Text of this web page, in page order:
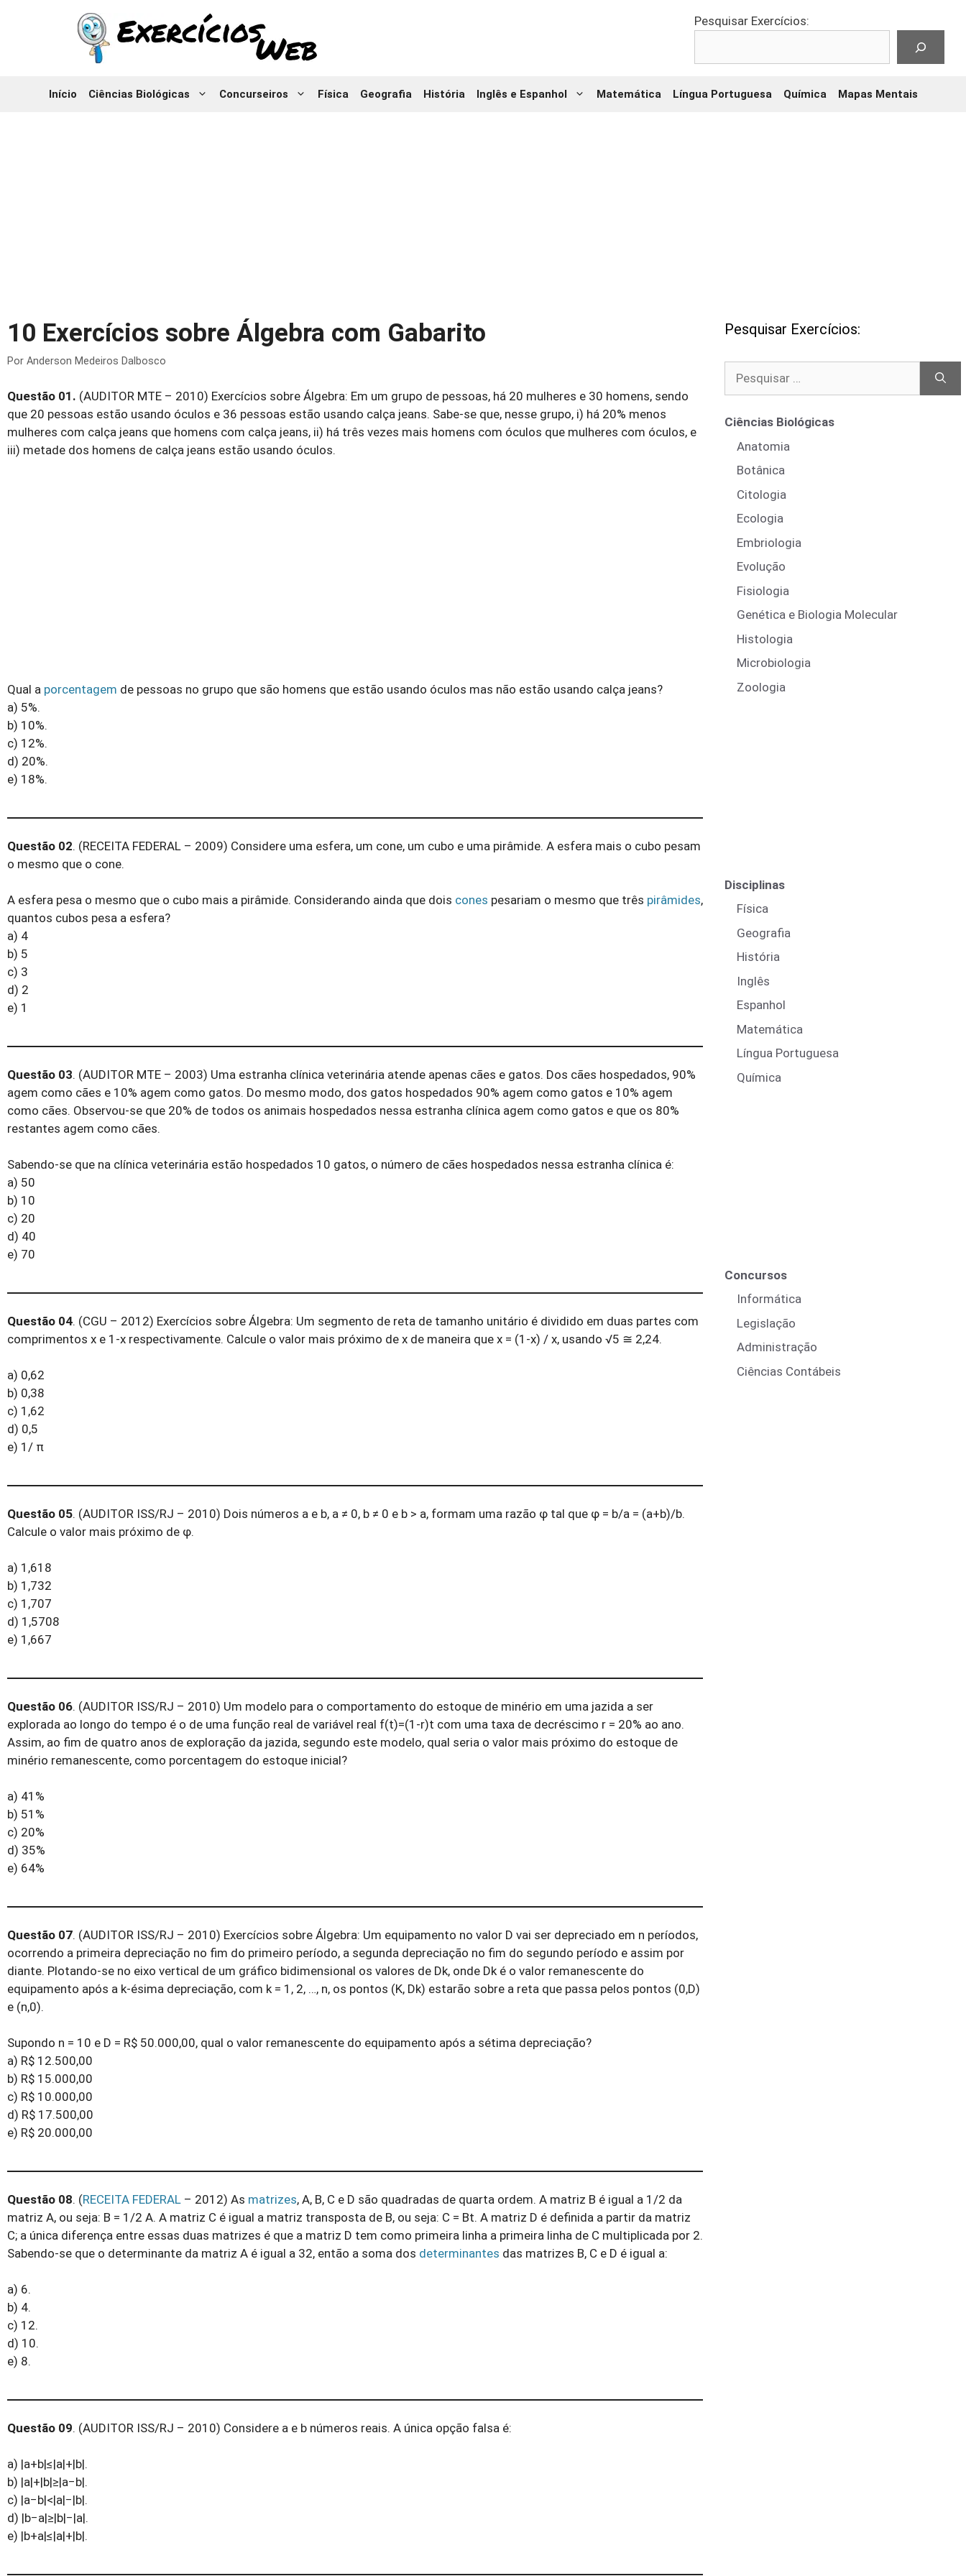
Pesquisar Exercícios:
Início Ciências Biológicas Concurseiros Física Geografia História Inglês e Espanhol Matemática Língua Portuguesa Química Mapas Mentais
10 Exercícios sobre Álgebra com Gabarito
Por Anderson Medeiros Dalbosco
Questão 01. (AUDITOR MTE – 2010) Exercícios sobre Álgebra: Em um grupo de pessoas, há 20 mulheres e 30 homens, sendo
que 20 pessoas estão usando óculos e 36 pessoas estão usando calça jeans. Sabe-se que, nesse grupo, i) há 20% menos
mulheres com calça jeans que homens com calça jeans, ii) há três vezes mais homens com óculos que mulheres com óculos, e
iii) metade dos homens de calça jeans estão usando óculos.
Qual a porcentagem de pessoas no grupo que são homens que estão usando óculos mas não estão usando calça jeans?
a) 5%.
b) 10%.
c) 12%.
d) 20%.
e) 18%.
Questão 02. (RECEITA FEDERAL – 2009) Considere uma esfera, um cone, um cubo e uma pirâmide. A esfera mais o cubo pesam
o mesmo que o cone.
A esfera pesa o mesmo que o cubo mais a pirâmide. Considerando ainda que dois cones pesariam o mesmo que três pirâmides,
quantos cubos pesa a esfera?
a) 4
b) 5
c) 3
d) 2
e) 1
Questão 03. (AUDITOR MTE – 2003) Uma estranha clínica veterinária atende apenas cães e gatos. Dos cães hospedados, 90%
agem como cães e 10% agem como gatos. Do mesmo modo, dos gatos hospedados 90% agem como gatos e 10% agem
como cães. Observou-se que 20% de todos os animais hospedados nessa estranha clínica agem como gatos e que os 80%
restantes agem como cães.
Sabendo-se que na clínica veterinária estão hospedados 10 gatos, o número de cães hospedados nessa estranha clínica é:
a) 50
b) 10
c) 20
d) 40
e) 70
Questão 04. (CGU – 2012) Exercícios sobre Álgebra: Um segmento de reta de tamanho unitário é dividido em duas partes com
comprimentos x e 1-x respectivamente. Calcule o valor mais próximo de x de maneira que x = (1-x) / x, usando √5 ≅ 2,24.
a) 0,62
b) 0,38
c) 1,62
d) 0,5
e) 1/ π
Questão 05. (AUDITOR ISS/RJ – 2010) Dois números a e b, a ≠ 0, b ≠ 0 e b > a, formam uma razão φ tal que φ = b/a = (a+b)/b.
Calcule o valor mais próximo de φ.
a) 1,618
b) 1,732
c) 1,707
d) 1,5708
e) 1,667
Questão 06. (AUDITOR ISS/RJ – 2010) Um modelo para o comportamento do estoque de minério em uma jazida a ser
explorada ao longo do tempo é o de uma função real de variável real f(t)=(1-r)t com uma taxa de decréscimo r = 20% ao ano.
Assim, ao fim de quatro anos de exploração da jazida, segundo este modelo, qual seria o valor mais próximo do estoque de
minério remanescente, como porcentagem do estoque inicial?
a) 41%
b) 51%
c) 20%
d) 35%
e) 64%
Questão 07. (AUDITOR ISS/RJ – 2010) Exercícios sobre Álgebra: Um equipamento no valor D vai ser depreciado em n períodos,
ocorrendo a primeira depreciação no fim do primeiro período, a segunda depreciação no fim do segundo período e assim por
diante. Plotando-se no eixo vertical de um gráfico bidimensional os valores de Dk, onde Dk é o valor remanescente do
equipamento após a k-ésima depreciação, com k = 1, 2, …, n, os pontos (K, Dk) estarão sobre a reta que passa pelos pontos (0,D)
e (n,0).
Supondo n = 10 e D = R$ 50.000,00, qual o valor remanescente do equipamento após a sétima depreciação?
a) R$ 12.500,00
b) R$ 15.000,00
c) R$ 10.000,00
d) R$ 17.500,00
e) R$ 20.000,00
Questão 08. (RECEITA FEDERAL – 2012) As matrizes, A, B, C e D são quadradas de quarta ordem. A matriz B é igual a 1/2 da
matriz A, ou seja: B = 1/2 A. A matriz C é igual a matriz transposta de B, ou seja: C = Bt. A matriz D é definida a partir da matriz
C; a única diferença entre essas duas matrizes é que a matriz D tem como primeira linha a primeira linha de C multiplicada por 2.
Sabendo-se que o determinante da matriz A é igual a 32, então a soma dos determinantes das matrizes B, C e D é igual a:
a) 6.
b) 4.
c) 12.
d) 10.
e) 8.
Questão 09. (AUDITOR ISS/RJ – 2010) Considere a e b números reais. A única opção falsa é:
a) |a+b|≤|a|+|b|.
b) |a|+|b|≥|a−b|.
c) |a−b|<|a|−|b|.
d) |b−a|≥|b|−|a|.
e) |b+a|≤|a|+|b|.
Pesquisar Exercícios:
Ciências Biológicas
Anatomia
Botânica
Citologia
Ecologia
Embriologia
Evolução
Fisiologia
Genética e Biologia Molecular
Histologia
Microbiologia
Zoologia
Disciplinas
Física
Geografia
História
Inglês
Espanhol
Matemática
Língua Portuguesa
Química
Concursos
Informática
Legislação
Administração
Ciências Contábeis